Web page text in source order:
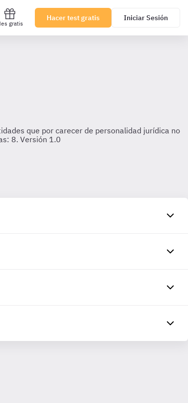
gratis
Hacer test gratis Iniciar Sesión
que por carecer de personalidad jurídica no
8. Versión 1.0